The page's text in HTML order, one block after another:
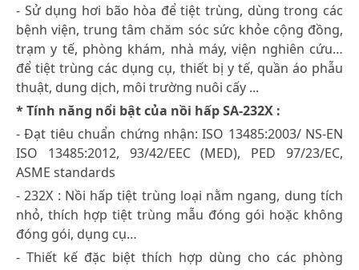
- Sử dụng hơi bão hòa để tiệt trùng, dùng trong các
bệnh viện, trung tâm chăm sóc sức khỏe cộng đồng,
trạm y tế, phòng khám, nhà máy, viện nghiên cứu…
để tiệt trùng các dụng cụ, thiết bị y tế, quần áo phẫu
thuật, dung dịch, môi trường nuôi cấy ...
* Tính năng nổi bật của nồi hấp SA-232X :
- Đạt tiêu chuẩn chứng nhận: ISO 13485:2003/ NS-EN
ISO 13485:2012, 93/42/EEC (MED), PED 97/23/EC,
ASME standards
- 232X : Nồi hấp tiệt trùng loại nằm ngang, dung tích
nhỏ, thích hợp tiệt trùng mẫu đóng gói hoặc không
đóng gói, dụng cụ…
- Thiết kế đặc biệt thích hợp dùng cho các phòng